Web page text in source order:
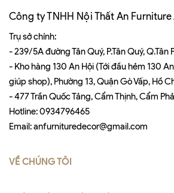
Công ty TNHH Nội Thất An
Trụ sở chính:
- 239/5A đường Tân Quý, P.Tân Quý, Q.Tân
- Kho hàng 130 An Hội (Tới đầu hẻm 130
giúp shop), Phường 13, Quận Gò Vấp, Hồ
- 477 Trần Quốc Tảng, Cẩm Thịnh, Cẩm
Hotline:0934796465
Email:anfurnituredecor@gmail.com
VỀ CHÚNG TÔI